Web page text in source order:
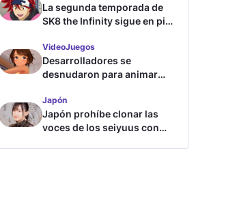
La segunda temporada de
SK8 the Infinity sigue en pie
VideoJuegos
Desarrolladores se
desnudaron para animar
Japón
Japón prohíbe clonar las
voces de los seiyuus con